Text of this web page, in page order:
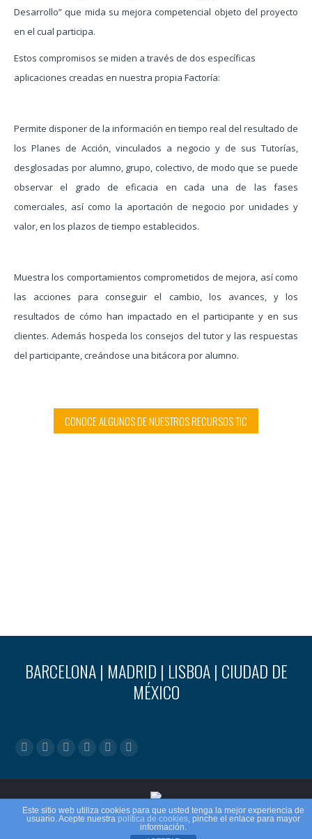
Desarrollo” que mida su mejora competencial objeto del proyecto
en el cual participa.
Estos compromisos se miden a través de dos específicas
aplicaciones creadas en nuestra propia Factoría:
Permite disponer de la información en tiempo real del resultado de
los Planes de Acción, vinculados a negocio y de sus Tutorías,
desglosadas por alumno, grupo, colectivo, de modo que se puede
observar el grado de eficacia en cada una de las fases
comerciales, así como la aportación de negocio por unidades y
valor, en los plazos de tiempo establecidos.
Muestra los comportamientos comprometidos de mejora, así como
las acciones para conseguir el cambio, los avances, y los
resultados de cómo han impactado en el participante y en sus
clientes. Además hospeda los consejos del tutor y las respuestas
del participante, creándose una bitácora por alumno.
CONOCE ALGUNOS DE NUESTROS RECURSOS TIC
BARCELONA | MADRID | LISBOA | CIUDAD DE
MÉXICO
Encuéntranos en:
in
in
in
in
in
opens
©2020 – Fides Consulting Institute S.L
Aviso Legal.
Este sitio web utiliza cookies para que usted tenga la mejor experiencia de
usuario. Acepte nuestra política de cookies, pinche el enlace para mayor
información.